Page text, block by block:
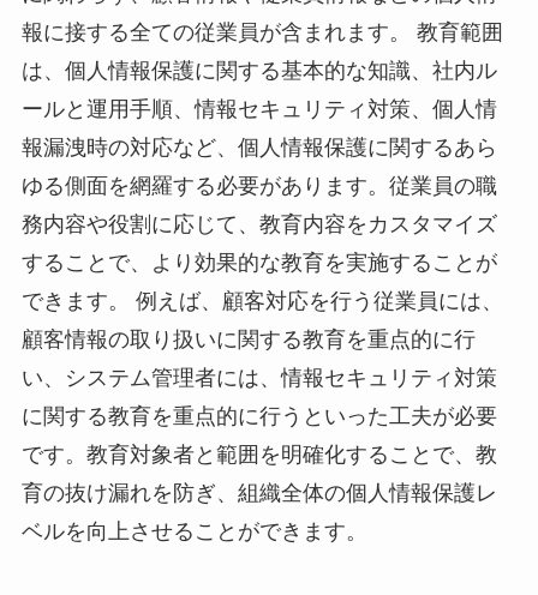
報に接する全ての従業員が含まれます。 教育範囲
は、個人情報保護に関する基本的な知識、社内ル
ールと運用手順、情報セキュリティ対策、個人情
報漏洩時の対応など、個人情報保護に関するあら
ゆる側面を網羅する必要があります。従業員の職
務内容や役割に応じて、教育内容をカスタマイズ
することで、より効果的な教育を実施することが
できます。 例えば、顧客対応を行う従業員には、
顧客情報の取り扱いに関する教育を重点的に行
い、システム管理者には、情報セキュリティ対策
に関する教育を重点的に行うといった工夫が必要
です。教育対象者と範囲を明確化することで、教
育の抜け漏れを防ぎ、組織全体の個人情報保護レ
ベルを向上させることができます。